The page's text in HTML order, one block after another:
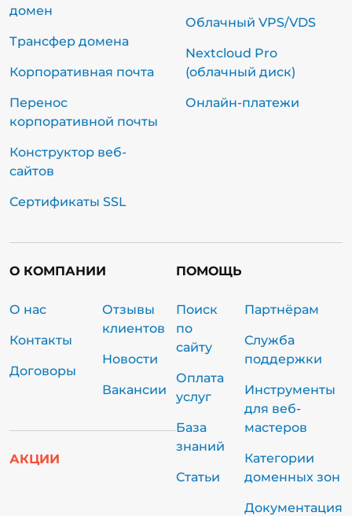
домен
Трансфер домена
Корпоративная почта
Перенос
корпоративной почты
Конструктор веб-
сайтов
Сертификаты SSL
Облачный VPS/VDS
Nextcloud Pro
(облачный диск)
Онлайн-платежи
О КОМПАНИИ
О нас
Контакты
Договоры
Отзывы
клиентов
Новости
Вакансии
АКЦИИ
ПОМОЩЬ
Поиск
по
сайту
Оплата
услуг
База
знаний
Статьи
Партнёрам
Служба
поддержки
Инструменты
для веб-
мастеров
Категории
доменных зон
Документация